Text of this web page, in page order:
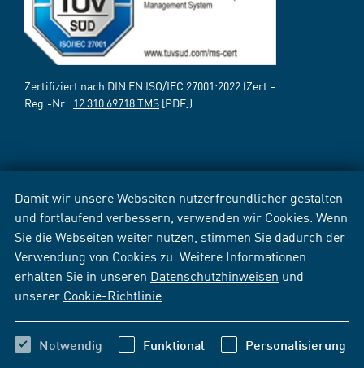
Damit wir unsere Webseiten nutzerfreundlicher gestalten
und fortlaufend verbessern, verwenden wir Cookies. Wenn
Sie die Webseiten weiter nutzen, stimmen Sie dadurch der
Verwendung von Cookies zu. Weitere Informationen
erhalten Sie in unseren Datenschutzhinweisen und
unserer Cookie-Richtlinie
Notwendig Funktional Personalisierung
Zertifiziert nach DIN EN ISO/IEC 27001:2022 (Zert.-
Reg.-Nr.: 12 310 69718 TMS [PDF])